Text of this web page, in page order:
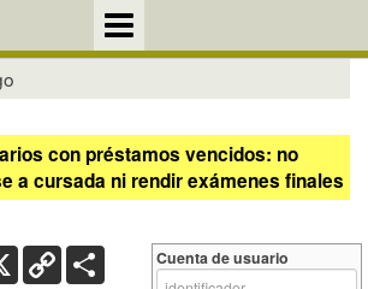
con préstamos vencidos: no
a cursada ni rendir exámenes finales
X Copy
Link
Cuenta de usuario